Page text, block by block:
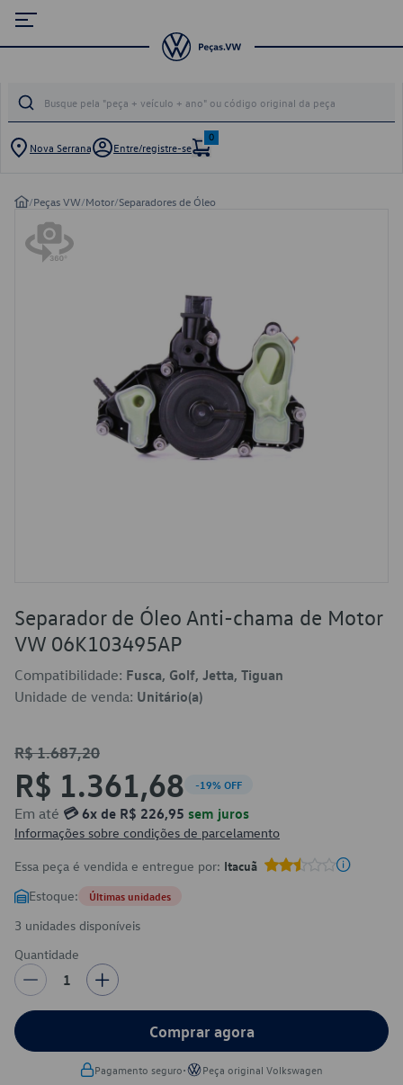
Nova Serrana Entre/registre-se
0
/Peças VW/Motor/Separadores de Óleo
Separador de Óleo Anti-chama de Motor
VW 06K103495AP
Compatibilidade: Fusca, Golf, Jetta, Tiguan
Unidade de venda: Unitário(a)
R$ 1.687,20
R$ 1.361,68 -19% OFF
Em até 💳 6x de R$ 226,95 sem juros
Informações sobre condições de parcelamento
Essa peça é vendida e entregue por: Itacuã
Estoque: Últimas unidades
3 unidades disponíveis
Quantidade
1
Comprar agora
Pagamento seguro• Peça original Volkswagen